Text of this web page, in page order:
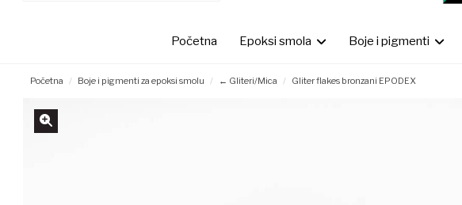
Početna Epoksi smola Boje i pigmenti
Početna Boje i pigmenti za epoksi smolu ← Gliteri/Mica Gliter flakes bronzani EPODEX